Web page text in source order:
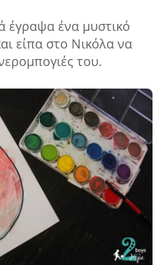
έγραψα ένα μυστικό
είπα στο Νικόλα να
του.